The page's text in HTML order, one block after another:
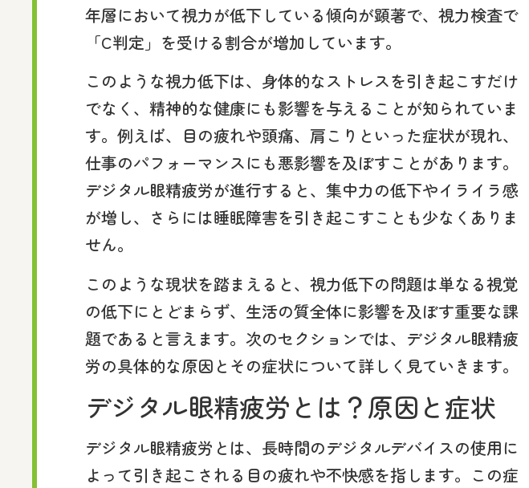
年層において視力が低下している傾向が顕著で、視力検査で
「C判定」を受ける割合が増加しています。
このような視力低下は、身体的なストレスを引き起こすだけ
でなく、精神的な健康にも影響を与えることが知られていま
す。例えば、目の疲れや頭痛、肩こりといった症状が現れ、
仕事のパフォーマンスにも悪影響を及ぼすことがあります。
デジタル眼精疲労が進行すると、集中力の低下やイライラ感
が増し、さらには睡眠障害を引き起こすことも少なくありま
せん。
このような現状を踏まえると、視力低下の問題は単なる視覚
の低下にとどまらず、生活の質全体に影響を及ぼす重要な課
題であると言えます。次のセクションでは、デジタル眼精疲
労の具体的な原因とその症状について詳しく見ていきます。
デジタル眼精疲労とは？原因と症状
デジタル眼精疲労とは、長時間のデジタルデバイスの使用に
よって引き起こされる目の疲れや不快感を指します。この症